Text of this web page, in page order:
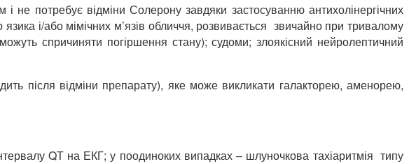
не потребує відміни Солерону завдяки застосуванню антихолінергічних
і/або мімічних м’язів обличчя, розвивається звичайно при тривалому
спричиняти погіршення стану); судоми; злоякісний нейролептичний
після відміни препарату), яке може викликати галакторею, аменорею,
QТ на ЕКГ; у поодиноких випадках – шлуночкова тахіаритмія типу